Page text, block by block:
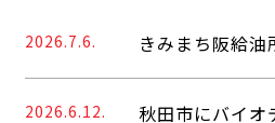
2026.7.6. きみまち阪給
2026.6.12. 秋田市にバイオ